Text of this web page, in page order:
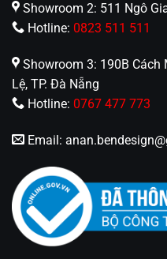
Showroom 2: 511 Ngô
Hotline: 0823 511 511
Showroom 3: 190B Cách
Lệ, TP. Đà Nẵng
Hotline: 0767 477 773
Email: